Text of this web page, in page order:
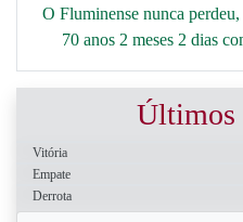
O Fluminense nunca
70 anos 2 meses 2 dias
Últimos
Vitória
Empate
Derrota